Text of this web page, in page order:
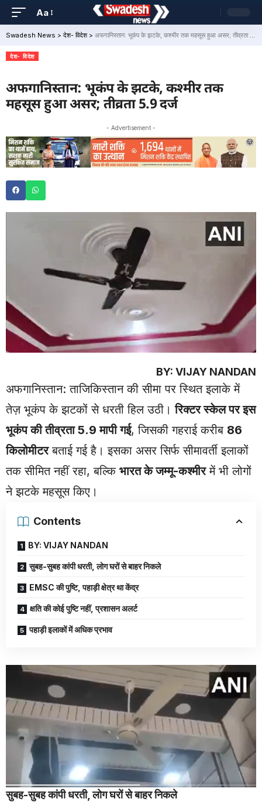
Aa
Swadesh News > देश- विदेश> अफगानिस्तान: भूकंप के झटके, कश्मीर तक महसूस हुआ असर; तीव्रता 5.9 दर्ज
देश- विदेश
अफगानिस्तान: भूकंप के झटके, कश्मीर तक
महसूस हुआ असर; तीव्रता 5.9 दर्ज
- Advertisement -
BY: VIJAY NANDAN
अफगानिस्तान: ताजिकिस्तान की सीमा पर स्थित इलाके में
तेज़ भूकंप के झटकों से धरती हिल उठी।रिक्टर स्केल पर इस
भूकंप की तीव्रता 5.9 मापी गई, जिसकी गहराई करीब 86
किलोमीटरबताई गई है। इसका असर सिर्फ सीमावर्ती इलाकों
तक सीमित नहीं रहा, बल्कि भारत के जम्मू-कश्मीरमें भी लोगों
ने झटके महसूस किए।
Contents
BY: VIJAY NANDAN
सुबह-सुबह कांपी धरती, लोग घरों से बाहर निकले
EMSC की पुष्टि, पहाड़ी क्षेत्र था केंद्र
क्षति की कोई पुष्टि नहीं, प्रशासन अलर्ट
पहाड़ी इलाकों में अधिक प्रभाव
सुबह-सुबह कांपी धरती, लोग घरों से बाहर निकले